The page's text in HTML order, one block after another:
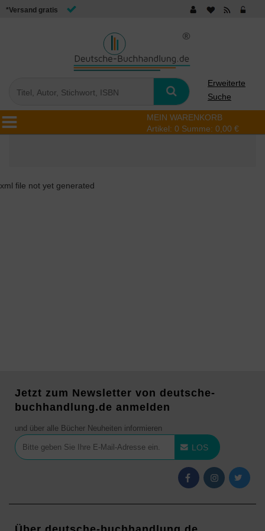
*Versand gratis
Erweiterte
Suche
MEIN WARENKORB
Artikel: 0 Summe: 0,00 €
xml file not yet generated
Jetzt zum Newsletter von deutsche-
buchhandlung.de anmelden
und über alle Bücher Neuheiten informieren
LOS